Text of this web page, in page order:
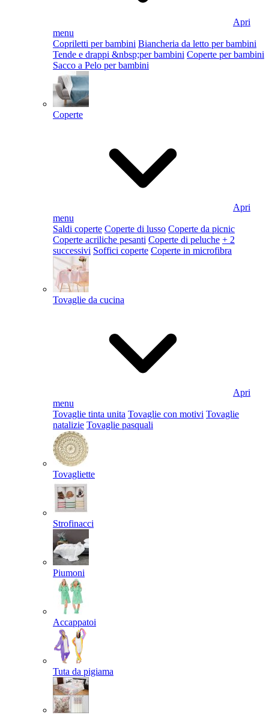
Apri
menu
Copriletti per bambini Biancheria da letto per bambini
Tende e drappi &nbsp;per bambini Coperte per bambini
Sacco a Pelo per bambini
Coperte
Apri
menu
Saldi coperte Coperte di lusso Coperte da picnic
Coperte acriliche pesanti Coperte di peluche + 2
successivi Soffici coperte Coperte in microfibra
Tovaglie da cucina
Apri
menu
Tovaglie tinta unita Tovaglie con motivi Tovaglie
natalizie Tovaglie pasquali
Tovagliette
Strofinacci
Piumoni
Accappatoi
Tuta da pigiama